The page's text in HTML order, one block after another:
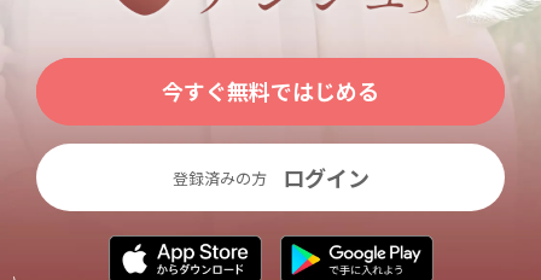
今すぐ無料ではじめる
登録済みの方 ログイン